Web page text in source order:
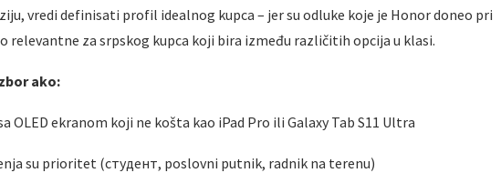
vredi definisati profil idealnog kupca – jer su odluke koje je Honor doneo pri
relevantne za srpskog kupca koji bira između različitih opcija u klasi.
ako:
OLED ekranom koji ne košta kao iPad Pro ili Galaxy Tab S11 Ultra
su prioritet (студент, poslovni putnik, radnik na terenu)